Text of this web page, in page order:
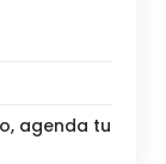
agenda tu